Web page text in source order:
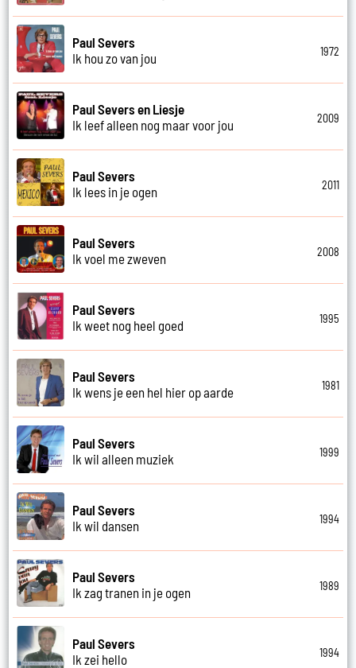
Paul Severs
Ik hou zo van jou
1972
Paul Severs en Liesje
Ik leef alleen nog maar voor jou
2009
Paul Severs
Ik lees in je ogen
2011
Paul Severs
Ik voel me zweven
2008
Paul Severs
Ik weet nog heel goed
1995
Paul Severs
Ik wens je een hel hier op aarde
1981
Paul Severs
Ik wil alleen muziek
1999
Paul Severs
Ik wil dansen
1994
Paul Severs
Ik zag tranen in je ogen
1989
Paul Severs
Ik zei hello
1994